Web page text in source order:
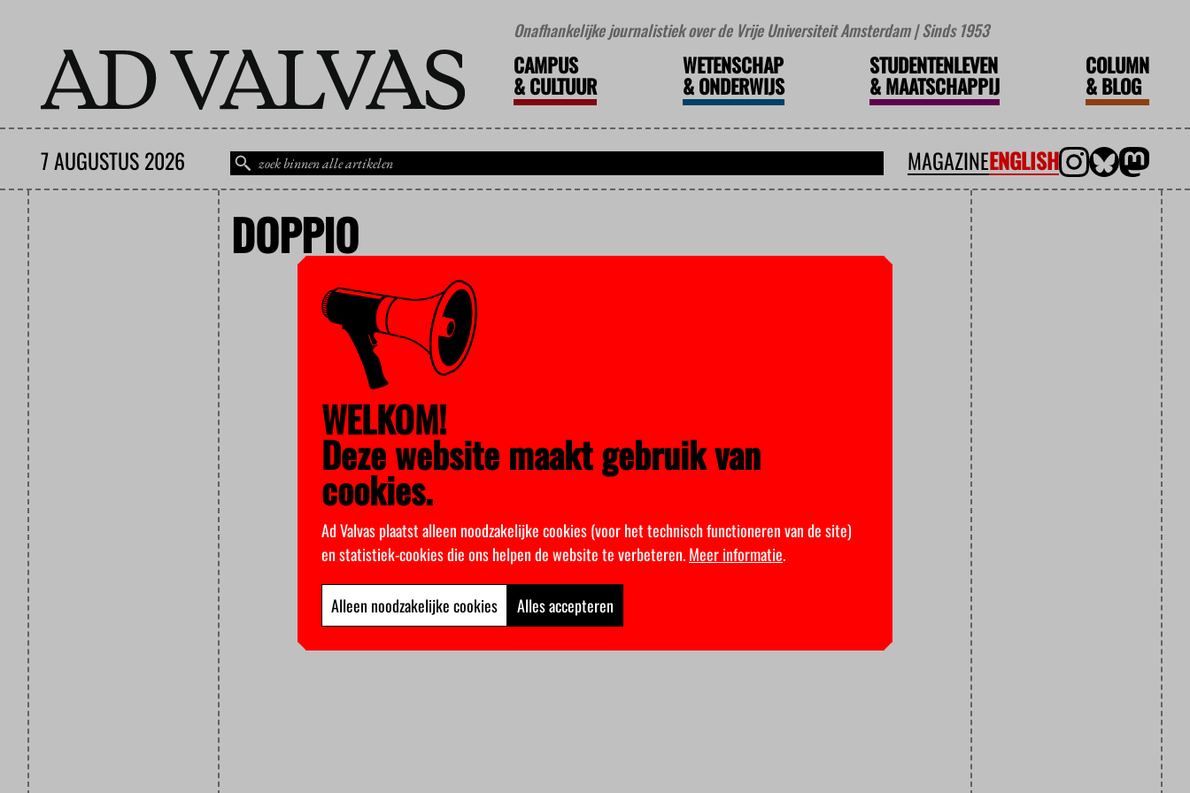
Onafhankelijke journalistiek over de Vrije Universiteit Amsterdam | Sinds 1953
CAMPUS
&CULTUUR
WETENSCHAP
&ONDERWIJS
STUDENTENLEVEN
&MAATSCHAPPIJ
COLUMN
&BLOG
7 AUGUSTUS 2026 MAGAZINEENGLISH
DOPPIO
WELKOM!
Deze website maakt gebruik van
cookies.
Ad Valvas plaatst alleen noodzakelijke cookies (voor het technisch functioneren van de site)
en statistiek-cookies die ons helpen de website te verbeteren.Meer informatie.
Alleen noodzakelijke cookies Alles accepteren